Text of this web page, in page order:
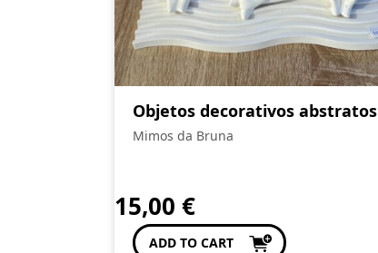
Objetos decorativos abstratos
Mimos da Bruna
15,00 €
ADD TO CART